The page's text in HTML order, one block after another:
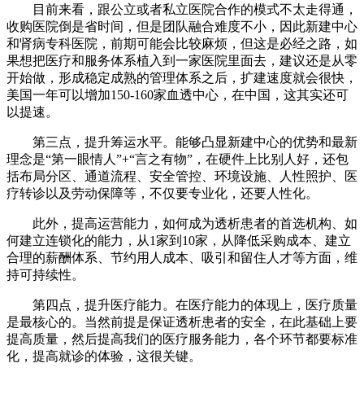
目前来看，跟公立或者私立医院合作的模式不太走得通，
收购医院倒是省时间，但是团队融合难度不小，因此新建中心
和肾病专科医院，前期可能会比较麻烦，但这是必经之路，如
果想把医疗和服务体系植入到一家医院里面去，建议还是从零
开始做，形成稳定成熟的管理体系之后，扩建速度就会很快，
美国一年可以增加150-160家血透中心，在中国，这其实还可
以提速。
第三点，提升筹运水平。能够凸显新建中心的优势和最新
理念是“第一眼情人”+“言之有物”，在硬件上比别人好，还包
括布局分区、通道流程、安全管控、环境设施、人性照护、医
疗转诊以及劳动保障等，不仅要专业化，还要人性化。
此外，提高运营能力，如何成为透析患者的首选机构、如
何建立连锁化的能力，从1家到10家，从降低采购成本、建立
合理的薪酬体系、节约用人成本、吸引和留住人才等方面，维
持可持续性。
第四点，提升医疗能力。在医疗能力的体现上，医疗质量
是最核心的。当然前提是保证透析患者的安全，在此基础上要
提高质量，然后提高我们的医疗服务能力，各个环节都要标准
化，提高就诊的体验，这很关键。